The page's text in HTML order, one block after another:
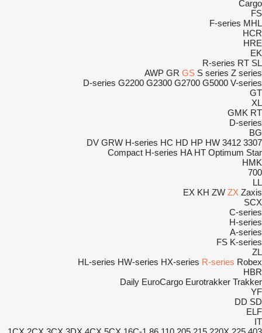
Cargo
FS
F-series MHL
HCR
HRE
EK
R-series RT SL
AWP GR GS S series Z series
D-series G2200 G2300 G2700 G5000 V-series
GT
XL
GMK RT
D-series
BG
3307
3412
DV GRW H-series HC HD HP HW
Compact H-series HA HT Optimum Star
HMK
700
LL
EX KH ZW ZX Zaxis
SCX
C-series
H-series
A-series
FS K-series
ZL
HL-series HW-series HX-series R-series Robex
HBR
Daily EuroCargo Eurotrakker Trakker
YF
DD SD
ELF
IT